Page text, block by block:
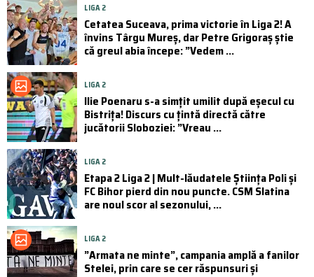
LIGA 2
Cetatea Suceava, prima victorie în Liga 2! A
învins Târgu Mureș, dar Petre Grigoraș știe
că greul abia începe: ”Vedem ...
LIGA 2
Ilie Poenaru s-a simțit umilit după eșecul cu
Bistrița! Discurs cu țintă directă către
jucătorii Sloboziei: ”Vreau ...
LIGA 2
Etapa 2 Liga 2 | Mult-lăudatele Știința Poli și
FC Bihor pierd din nou puncte. CSM Slatina
are noul scor al sezonului, ...
LIGA 2
”Armata ne minte”, campania amplă a fanilor
Stelei, prin care se cer răspunsuri și